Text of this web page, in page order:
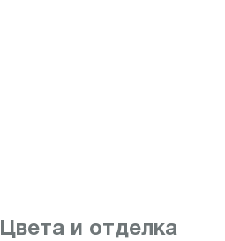
1Цвета и отделка